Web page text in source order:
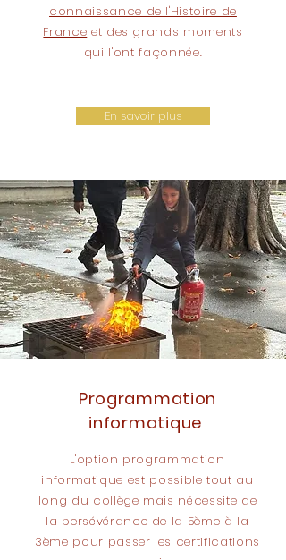
connaissance de l'Histoire de
France et des grands moments
qui l'ont façonnée.
En savoir plus
Programmation
informatique
L'option programmation
informatique est possible tout au
long du collège mais nécessite de
la persévérance de la 5ème à la
3ème pour passer les certifications